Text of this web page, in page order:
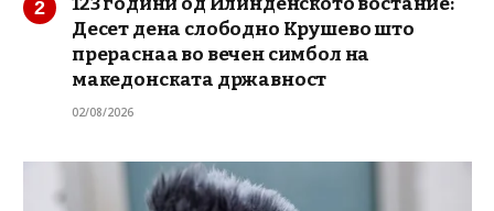
Десет дена слободно Крушево што
прераснаа во вечен симбол на
македонската државност
02/08/2026